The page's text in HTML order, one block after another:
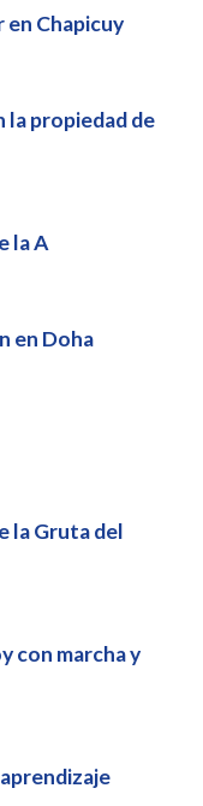
en Chapicuy
la propiedad de
la A
en Doha
la Gruta del
con marcha y